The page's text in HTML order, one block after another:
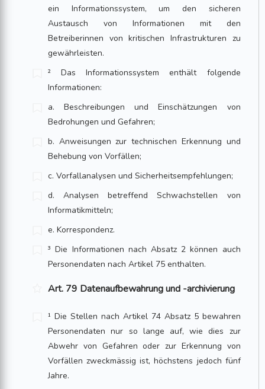
ein Informationssystem, um den sicheren
Austausch von Informationen mit den
Betreiberinnen von kritischen Infrastrukturen zu
gewährleisten.
² Das Informationssystem enthält folgende
Informationen:
a. Beschreibungen und Einschätzungen von
Bedrohungen und Gefahren;
b. Anweisungen zur technischen Erkennung und
Behebung von Vorfällen;
c. Vorfallanalysen und Sicherheitsempfehlungen;
d. Analysen betreffend Schwachstellen von
Informatikmitteln;
e. Korrespondenz.
³ Die Informationen nach Absatz 2 können auch
Personendaten nach Artikel 75 enthalten.
Art. 79 Datenaufbewahrung und -archivierung
¹ Die Stellen nach Artikel 74 Absatz 5 bewahren
Personendaten nur so lange auf, wie dies zur
Abwehr von Gefahren oder zur Erkennung von
Vorfällen zweckmässig ist, höchstens jedoch fünf
Jahre.